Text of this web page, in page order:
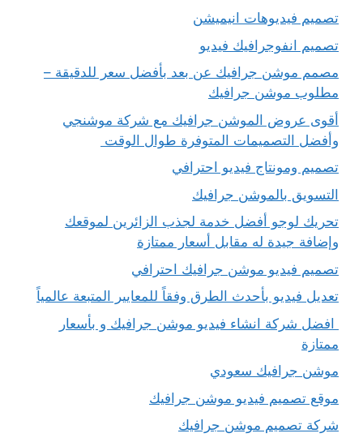
تصميم فيديوهات انيميشن
تصميم انفوجرافيك فيديو
مصمم موشن جرافيك عن بعد بأفضل سعر للدقيقة –
مطلوب موشن جرافيك
أقوى عروض الموشن جرافيك مع شركة موشنجي
وأفضل التصميمات المتوفرة طوال الوقت
تصميم ومونتاج فيديو احترافي
التسويق بالموشن جرافيك
تحريك لوجو أفضل خدمة لجذب الزائرين لموقعك
وإضافة جيدة له مقابل أسعار ممتازة
تصميم فيديو موشن جرافيك احترافي
تعديل فيديو بأحدث الطرق وفقاً للمعايير المتبعة عالمياً
افضل شركة انشاء فيديو موشن جرافيك و بأسعار
ممتازة
موشن جرافيك سعودي
موقع تصميم فيديو موشن جرافيك
شركة تصميم موشن جرافيك